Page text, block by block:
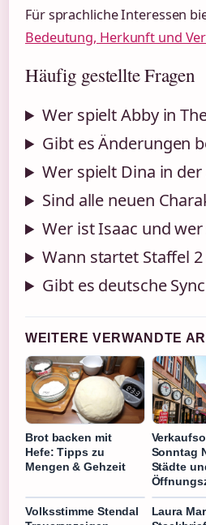
Für sprachliche Interessen
Bedeutung, Herkunft und
Häufig gestellte Fragen
Wer spielt Abby in
Gibt es Änderungen
Wer spielt Dina in
Sind alle neuen
Wer ist Isaac und
Wann startet Staffel
Gibt es deutsche
WEITERE VERWANDTE
Brot backen mit
Hefe: Tipps zu
Mengen & Gehzeit
Sonntag
Städte
Volksstimme Stendal
Laura